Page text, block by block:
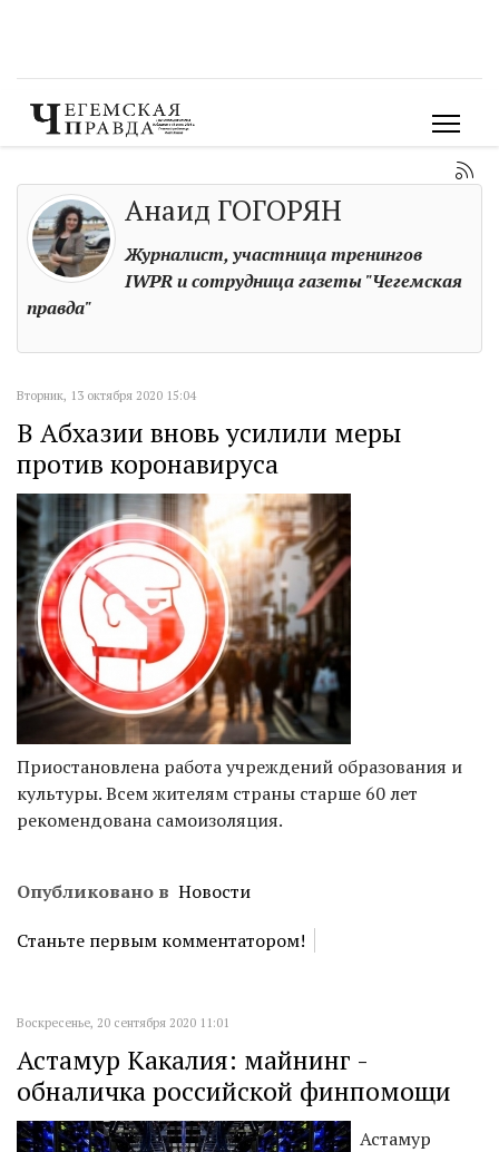
Анаид ГОГОРЯН
Журналист, участница тренингов
IWPR и сотрудница газеты "Чегемская
правда"
Вторник, 13 октября 2020 15:04
В Абхазии вновь усилили меры
против коронавируса
Приостановлена работа учреждений образования и
культуры. Всем жителям страны старше 60 лет
рекомендована самоизоляция.
Опубликовано в Новости
Станьте первым комментатором!
Воскресенье, 20 сентября 2020 11:01
Астамур Какалия: майнинг -
обналичка российской финпомощи
Астамур